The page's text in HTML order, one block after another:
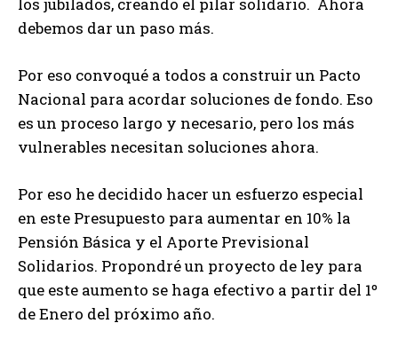
los jubilados, creando el pilar solidario. Ahora
debemos dar un paso más.
Por eso convoqué a todos a construir un Pacto
Nacional para acordar soluciones de fondo. Eso
es un proceso largo y necesario, pero los más
vulnerables necesitan soluciones ahora.
Por eso he decidido hacer un esfuerzo especial
en este Presupuesto para aumentar en 10% la
Pensión Básica y el Aporte Previsional
Solidarios. Propondré un proyecto de ley para
que este aumento se haga efectivo a partir del 1º
de Enero del próximo año.